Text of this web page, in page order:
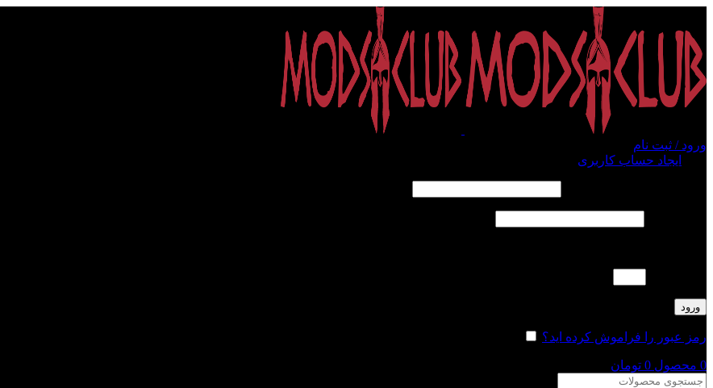
ورود / ثبت نام
ایجاد حساب کاربری
ورود
رمز عبور را فراموش کرده اید؟
0 محصول 0 تومان